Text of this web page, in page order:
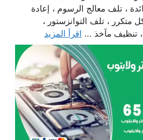
، تلف معالج الرسوم ، إعادة
متكرر ، تلف التوانزستور ،
، تنظيف مآخذ ... اقرأ المزيد